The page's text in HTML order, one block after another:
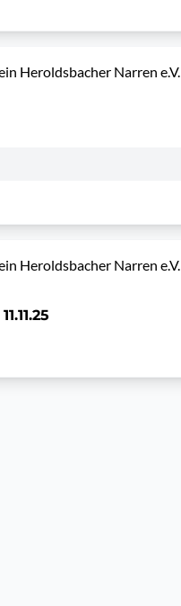
Heroldsbacher Narren e.V.
Heroldsbacher Narren e.V.